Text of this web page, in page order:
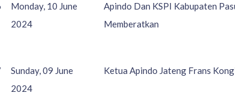
Monday, 10 June
2024
Apindo Dan KSPI Kabupaten
Memberatkan
Sunday, 09 June
2024
Ketua Apindo Jateng Frans